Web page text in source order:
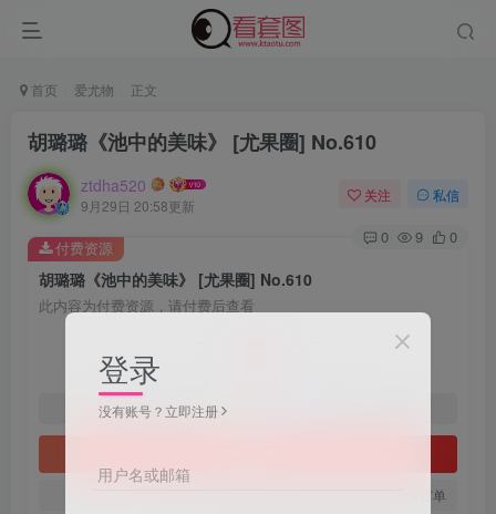
首页 爱尤物 正文
胡璐璐《池中的美味》 [尤果圈] No.610
ztdha520
9月29日 20:58更新
关注 私信
0 9 0
胡璐璐《池中的美味》 [尤果圈] No.610
此内容为付费资源，请付费后查看
黄金会员 免费
您当前未登录！建议登陆后购买，可保存购买订单
付费资源
登录
没有账号？立即注册
用户名或邮箱